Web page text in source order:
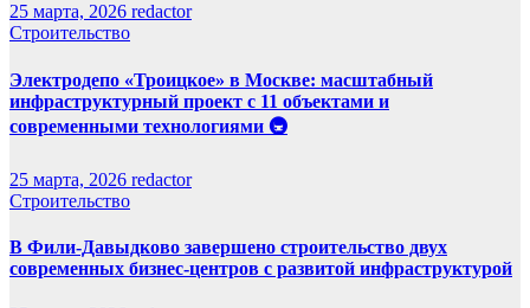
25 марта, 2026 redactor
Строительство
Электродепо «Троицкое» в Москве: масштабный
инфраструктурный проект с 11 объектами и
современными технологиями 🚇
25 марта, 2026 redactor
Строительство
В Фили-Давыдково завершено строительство двух
современных бизнес-центров с развитой инфраструктурой